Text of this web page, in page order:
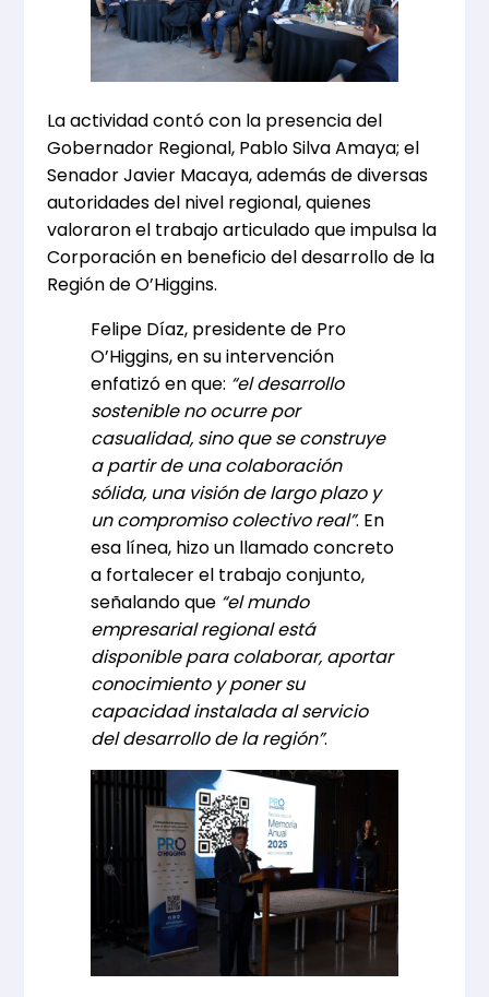
La actividad contó con la presencia del
Gobernador Regional, Pablo Silva Amaya; el
Senador Javier Macaya, además de diversas
autoridades del nivel regional, quienes
valoraron el trabajo articulado que impulsa la
Corporación en beneficio del desarrollo de la
Región de O’Higgins.
Felipe Díaz, presidente de Pro
O’Higgins, en su intervención
enfatizó en que: “el desarrollo
sostenible no ocurre por
casualidad, sino que se construye
a partir de una colaboración
sólida, una visión de largo plazo y
un compromiso colectivo real”. En
esa línea, hizo un llamado concreto
a fortalecer el trabajo conjunto,
señalando que “el mundo
empresarial regional está
disponible para colaborar, aportar
conocimiento y poner su
capacidad instalada al servicio
del desarrollo de la región”.